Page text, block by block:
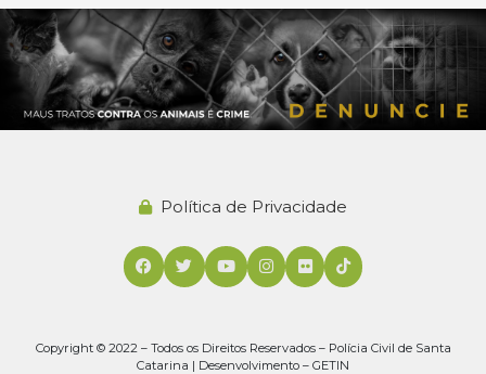
Política de Privacidade
Copyright © 2022 – Todos os Direitos Reservados – Polícia Civil de Santa
Catarina | Desenvolvimento – GETIN